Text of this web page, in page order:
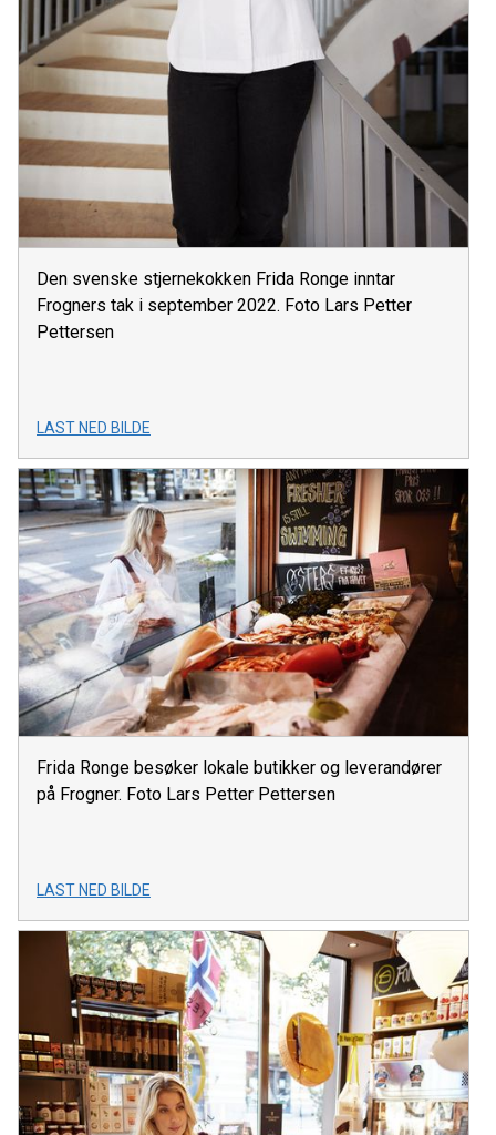
Den svenske stjernekokken Frida Ronge inntar
Frogners tak i september 2022. Foto Lars Petter
Pettersen
LAST NED BILDE
Frida Ronge besøker lokale butikker og leverandører
på Frogner. Foto Lars Petter Pettersen
LAST NED BILDE